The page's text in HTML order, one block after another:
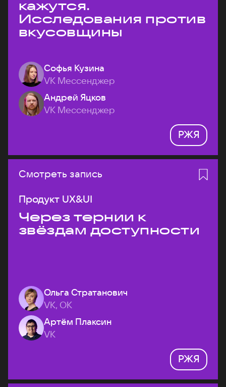
кажутся.
Исследования против
вкусовщины
Софья Кузина
VK Мессенджер
Андрей Яцков
VK Мессенджер
РЖЯ
Смотреть запись
Продукт UX&UI
Через тернии к
звёздам доступности
Ольга Стратанович
VK, ОК
Артём Плаксин
VK
РЖЯ